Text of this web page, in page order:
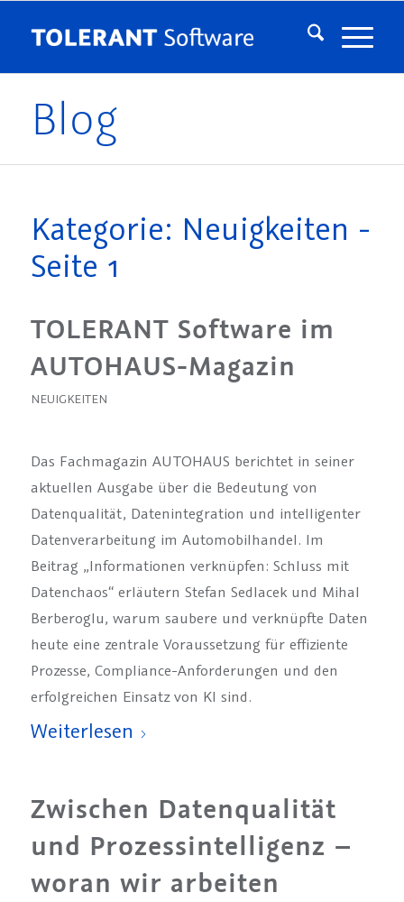
Blog
Kategorie: Neuigkeiten -
Seite 1
TOLERANT Software im
AUTOHAUS-Magazin
NEUIGKEITEN
Das Fachmagazin AUTOHAUS berichtet in seiner
aktuellen Ausgabe über die Bedeutung von
Datenqualität, Datenintegration und intelligenter
Datenverarbeitung im Automobilhandel. Im
Beitrag „Informationen verknüpfen: Schluss mit
Datenchaos“ erläutern Stefan Sedlacek und Mihal
Berberoglu, warum saubere und verknüpfte Daten
heute eine zentrale Voraussetzung für effiziente
Prozesse, Compliance-Anforderungen und den
erfolgreichen Einsatz von KI sind.
Weiterlesen
Zwischen Datenqualität
und Prozessintelligenz –
woran wir arbeiten